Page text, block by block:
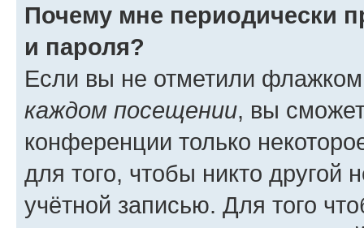
Почему мне периодически
и пароля?
Если вы не отметили
каждом посещении, вы
конференции только
для того, чтобы никто другой
учётной записью. Для того